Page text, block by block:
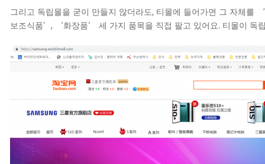
그리고 독립몰을 굳이 만들지 않더라도, 티몰에 들어가면 그 자체
보조식품’, ‘화장품’ 세 가지 품목을 직접 팔고 있어요. 티몰이 독